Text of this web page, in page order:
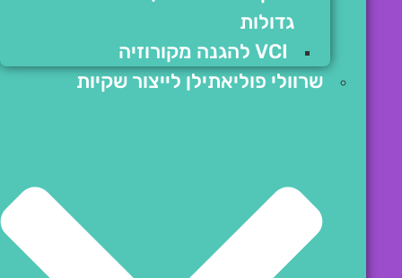
גדולות
VCI להגנה מקורוזיה
שרוולי פוליאתילן לייצור שקיות